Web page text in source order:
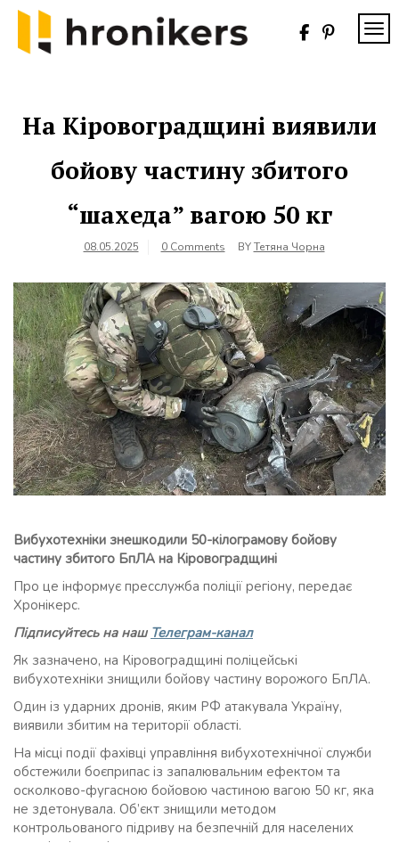
Skip
content
На Кіровоградщині виявили
бойову частину збитого
“шахеда” вагою 50 кг
08.05.2025 0 Comments BYТетяна Чорна
Вибухотехніки знешкодили 50-кілограмову бойову
частину збитого БпЛА на Кіровоградщині
Про це інформує пресслужба поліції регіону, передає
Хронікерс.
Підписуйтесь на наш Телеграм-канал
Як зазначено, на Кіровоградщині поліцейські
вибухотехніки знищили бойову частину ворожого БпЛА.
Один із ударних дронів, яким РФ атакувала Україну,
виявили збитим на території області.
На місці події фахівці управління вибухотехнічної служби
обстежили боєприпас із запалювальним ефектом та
осколково-фугасною бойовою частиною вагою 50 кг, яка
не здетонувала. Об’єкт знищили методом
контрольованого підриву на безпечній для населених